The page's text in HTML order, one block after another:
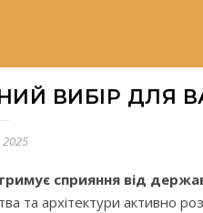
ВИБІР ДЛЯ
сприяння від
та архітектури активно